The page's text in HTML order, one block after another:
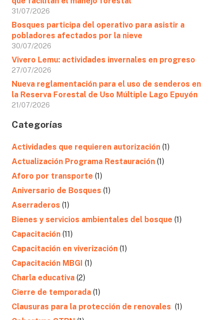
31/07/2026
Bosques participa del operativo para asistir a
pobladores afectados por la nieve
30/07/2026
Vivero Lemu: actividades invernales en progreso
27/07/2026
Nueva reglamentación para el uso de senderos en
la Reserva Forestal de Uso Múltiple Lago Epuyén
21/07/2026
Categorías
Actividades que requieren autorización (1)
Actualización Programa Restauración (1)
Aforo por transporte (1)
Aniversario de Bosques (1)
Aserraderos (1)
Bienes y servicios ambientales del bosque (1)
Capacitación (11)
Capacitación en viverización (1)
Capacitación MBGI (1)
Charla educativa (2)
Cierre de temporada (1)
Clausuras para la protección de renovales (1)